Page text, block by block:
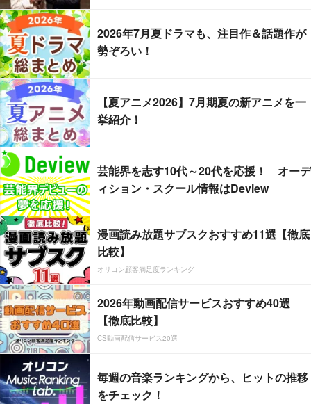
2026年7月夏ドラマも、注目作＆話題作が
勢ぞろい！
【夏アニメ2026】7月期夏の新アニメを一
挙紹介！
芸能界を志す10代～20代を応援！ オーデ
ィション・スクール情報はDeview
漫画読み放題サブスクおすすめ11選【徹底
比較】
オリコン顧客満足度ランキング
2026年動画配信サービスおすすめ40選
【徹底比較】
CS動画配信サービス20選
毎週の音楽ランキングから、ヒットの推移
をチェック！